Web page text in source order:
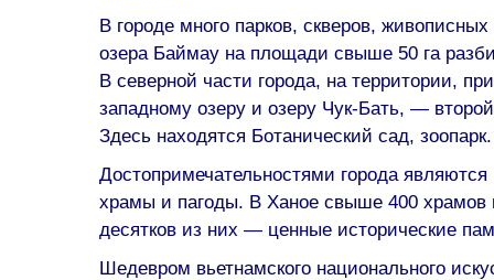
В городе много парков, скверов,
озера Баймау на площади свыше 50 га
В северной части города, на территории,
западному озеру и озеру Чук-Бать, —
Здесь находятся Ботанический сад, зоопарк.
Достопримечательностями города
храмы и пагоды. В Ханое свыше 400 храмов
десятков из них — ценные исторические
Шедевром вьетнамского национального